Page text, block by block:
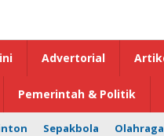
Advertorial
Pemerintah & Politik
Sepakbola